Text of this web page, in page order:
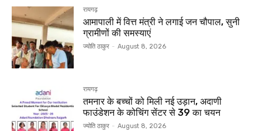
रायगढ़
आमापाली में वित्त मंत्री ने लगाई जन चौपाल, सुनी
ग्रामीणों की समस्याएं
ज्योति ठाकुर - August 8, 2026
रायगढ़
तमनार के बच्चों को मिली नई उड़ान, अदाणी
फाउंडेशन के कोचिंग सेंटर से 39 का चयन
ज्योति ठाकुर - August 8, 2026